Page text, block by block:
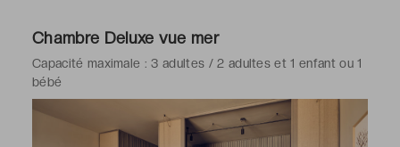
Chambre Deluxe vue mer
Capacité maximale : 3 adultes / 2 adultes et 1 enfant ou 1
bébé